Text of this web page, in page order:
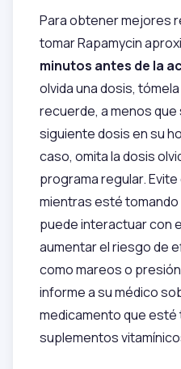
Para obtener mejores
tomar Rapamycin
minutos antes de la
olvida una dosis,
recuerde, a menos que
siguiente dosis en su
caso, omita la dosis
programa regular.
mientras esté tomando
puede interactuar con
aumentar el riesgo de
como mareos o
informe a su médico
medicamento que esté
suplementos